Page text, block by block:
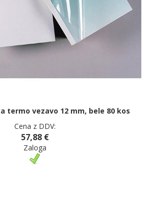
termo vezavo 12 mm, bele 80 kos
Cena z DDV:
57,88 €
Zaloga